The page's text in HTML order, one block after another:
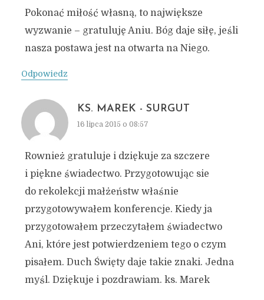
Pokonać miłość własną, to największe
wyzwanie – gratuluję Aniu. Bóg daje siłę, jeśli
nasza postawa jest na otwarta na Niego.
Odpowiedz
KS. MAREK - SURGUT
16 lipca 2015 o 08:57
Rownież gratuluje i dziękuje za szczere
i piękne świadectwo. Przygotowując sie
do rekolekcji małżeństw właśnie
przygotowywałem konferencje. Kiedy ja
przygotowałem przeczytałem świadectwo
Ani, które jest potwierdzeniem tego o czym
pisałem. Duch Święty daje takie znaki. Jedna
myśl. Dziękuje i pozdrawiam. ks. Marek